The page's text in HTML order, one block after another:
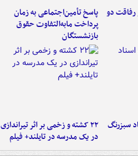
دو
پاسخ تأمین‌اجتماعی به زمان
پرداخت مابه‌التفاوت حقوق
بازنشستگان
سبزرنگ
۲۲ کشته و زخمی بر اثر تیراندازی
در یک مدرسه در تایلند+ فیلم